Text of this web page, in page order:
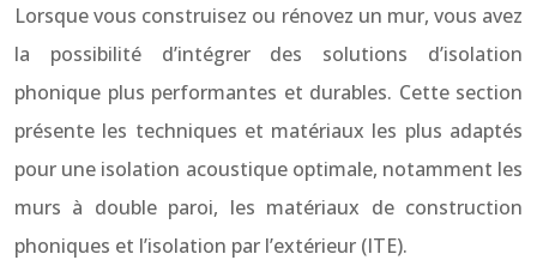
Lorsque vous construisez ou rénovez un mur, vous avez
la possibilité d’intégrer des solutions d’isolation
phonique plus performantes et durables. Cette section
présente les techniques et matériaux les plus adaptés
pour une isolation acoustique optimale, notamment les
murs à double paroi, les matériaux de construction
phoniques et l’isolation par l’extérieur (ITE).